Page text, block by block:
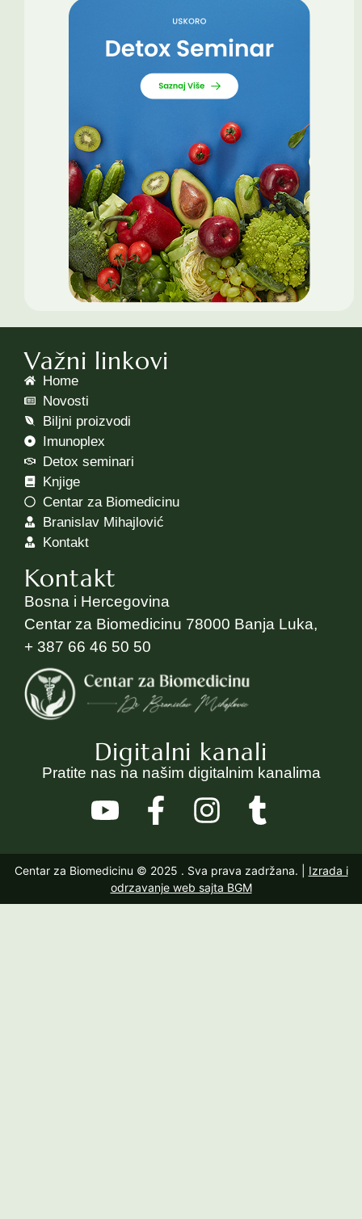
Važni linkovi
Home
Novosti
Biljni proizvodi
Imunoplex
Detox seminari
Knjige
Centar za Biomedicinu
Branislav Mihajlović
Kontakt
Kontakt
Bosna i Hercegovina
Centar za Biomedicinu 78000 Banja Luka,
+ 387 66 46 50 50
Digitalni kanali
Pratite nas na našim digitalnim kanalima
Centar za Biomedicinu © 2025 . Sva prava zadržana. | Izrada i
odrzavanje web sajta BGM